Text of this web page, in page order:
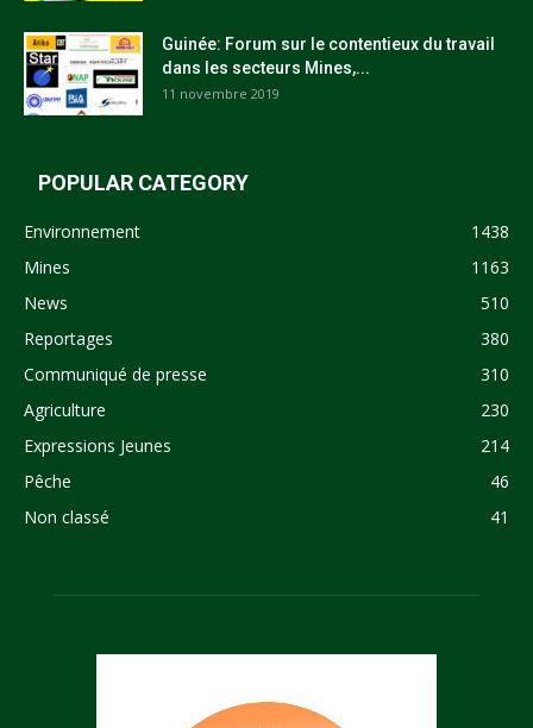
Guinée: Forum sur le contentieux du travail
dans les secteurs Mines,...
11 novembre 2019
POPULAR CATEGORY
Environnement
1438
Mines
1163
News
510
Reportages
380
Communiqué de presse
310
Agriculture
230
Expressions Jeunes
214
Pêche
46
Non classé
41